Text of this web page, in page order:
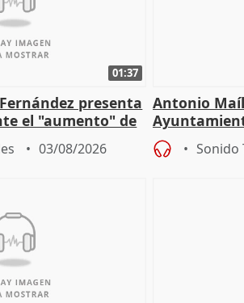
01:37
presenta
el "aumento" de
en Madri
03/08/2026
Antonio
especulador
JiménezSonido